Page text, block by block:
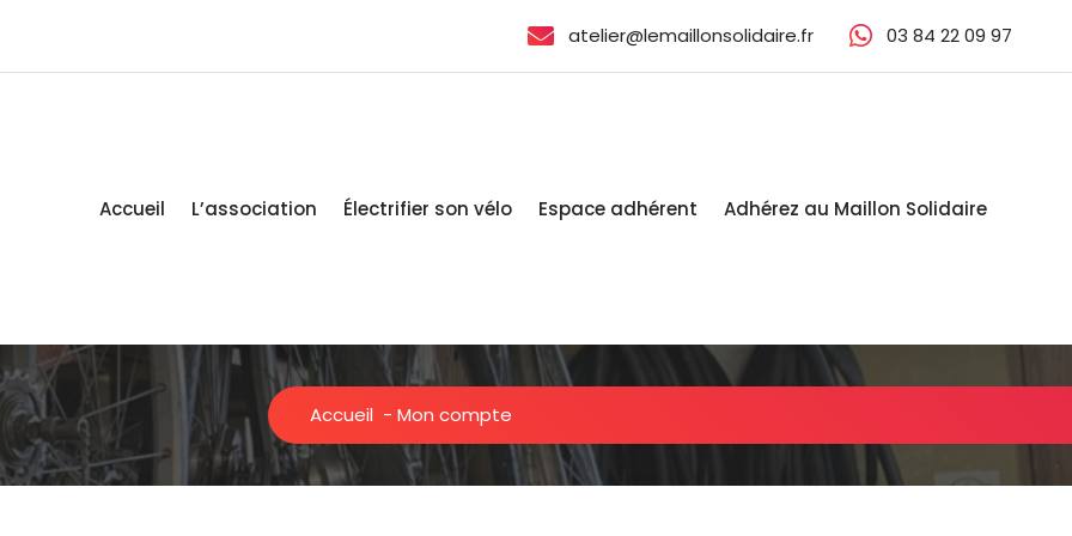
atelier@lemaillonsolidaire.fr 03 84 22 09 97‬
Accueil L’association Électrifier son vélo Espace adhérent Adhérez au Maillon Solidaire
Accueil - Mon compte